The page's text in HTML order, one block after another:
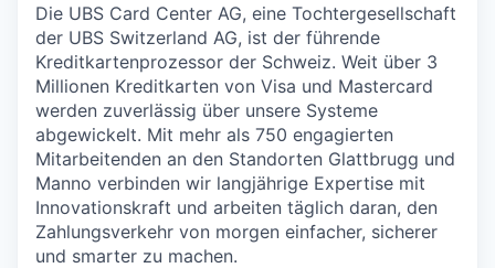
Die UBS Card Center AG, eine Tochtergesellschaft
der UBS Switzerland AG, ist der führende
Kreditkartenprozessor der Schweiz. Weit über 3
Millionen Kreditkarten von Visa und Mastercard
werden zuverlässig über unsere Systeme
abgewickelt. Mit mehr als 750 engagierten
Mitarbeitenden an den Standorten Glattbrugg und
Manno verbinden wir langjährige Expertise mit
Innovationskraft und arbeiten täglich daran, den
Zahlungsverkehr von morgen einfacher, sicherer
und smarter zu machen.